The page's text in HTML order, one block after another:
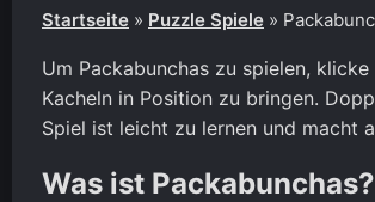
Startseite » Puzzle Spiele »
Um Packabunchas zu spielen,
Kacheln in Position zu bringen.
Spiel ist leicht zu lernen und macht
Was ist Packabunchas?